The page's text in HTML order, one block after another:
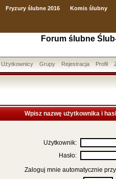
Fryzury ślubne 2016 Komis ślubny
Forum ślubne
Użytkownicy Grupy Rejestracja Profil
Wpisz nazwę użytkownika i
Użytkownik:
Hasło:
Zaloguj mnie automatycznie